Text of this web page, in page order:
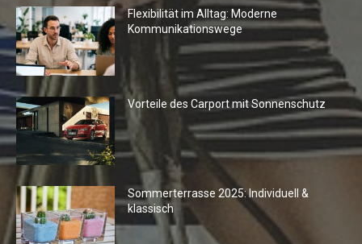
Flexibilität im Alltag: Moderne
Kommunikationswege
Vorteile des Carport mit Sonnenschutz
Sommerterrasse 2025: Individuell &
klassisch